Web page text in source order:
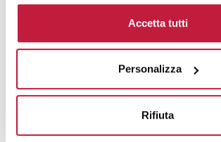
Accetta tutti
Personalizza
Rifiuta
Potrebbe interessarti anche